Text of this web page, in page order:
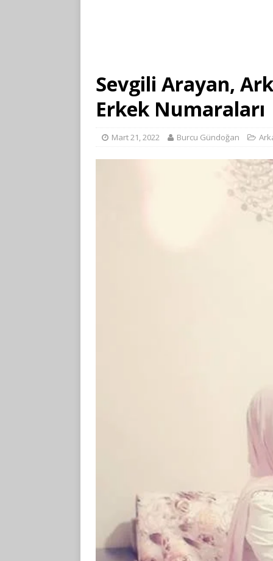
Sevgili Arayan,
Erkek Numaraları
Mart 21, 2022 Burcu Gündoğan